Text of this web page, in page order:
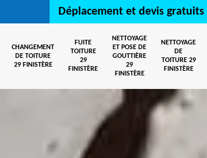
Déplacement et devis gratuits
CHANGEMENT
DE TOITURE
29 FINISTÈRE
FUITE
TOITURE
29
FINISTÈRE
NETTOYAGE
ET POSE DE
GOUTTIÈRE
29
FINISTÈRE
NETTOYAGE
DE
TOITURE 29
FINISTÈRE